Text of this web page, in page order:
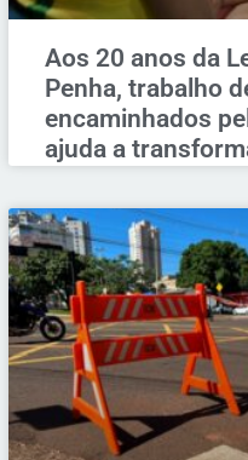
Aos 20 anos da
Penha, trabalho
encaminhados
ajuda a